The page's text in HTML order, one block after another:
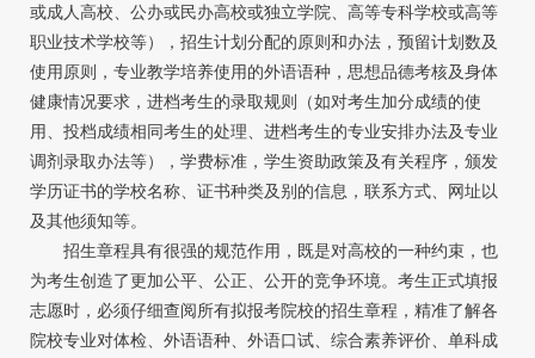
或成人高校、公办或民办高校或独立学院、高等专科学校或高等
职业技术学校等），招生计划分配的原则和办法，预留计划数及
使用原则，专业教学培养使用的外语语种，思想品德考核及身体
健康情况要求，进档考生的录取规则（如对考生加分成绩的使
用、投档成绩相同考生的处理、进档考生的专业安排办法及专业
调剂录取办法等），学费标准，学生资助政策及有关程序，颁发
学历证书的学校名称、证书种类及别的信息，联系方式、网址以
及其他须知等。
招生章程具有很强的规范作用，既是对高校的一种约束，也
为考生创造了更加公平、公正、公开的竞争环境。考生正式填报
志愿时，必须仔细查阅所有拟报考院校的招生章程，精准了解各
院校专业对体检、外语语种、外语口试、综合素养评价、单科成